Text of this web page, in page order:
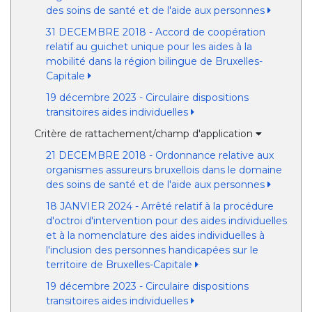
des soins de santé et de l'aide aux personnes
31 DECEMBRE 2018 - Accord de coopération
relatif au guichet unique pour les aides à la
mobilité dans la région bilingue de Bruxelles-
Capitale
19 décembre 2023 - Circulaire dispositions
transitoires aides individuelles
Critère de rattachement/champ d'application
21 DECEMBRE 2018 - Ordonnance relative aux
organismes assureurs bruxellois dans le domaine
des soins de santé et de l'aide aux personnes
18 JANVIER 2024 - Arrêté relatif à la procédure
d'octroi d'intervention pour des aides individuelles
et à la nomenclature des aides individuelles à
l'inclusion des personnes handicapées sur le
territoire de Bruxelles-Capitale
19 décembre 2023 - Circulaire dispositions
transitoires aides individuelles